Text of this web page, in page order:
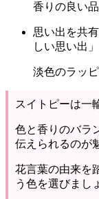
香りの良い
思い出を共
しい思い出」
淡色のラッ
スイトピーは一
色と香りのバラ
伝えられるのが
花言葉の由来を
う色を選びまし